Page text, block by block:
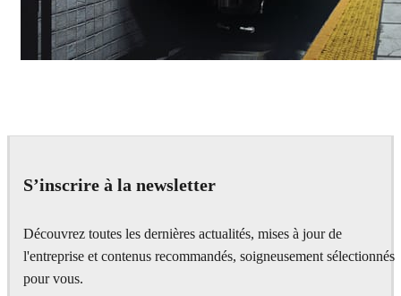
S’inscrire à la newsletter
Découvrez toutes les dernières actualités, mises à jour de
l'entreprise et contenus recommandés, soigneusement sélectionnés
pour vous.